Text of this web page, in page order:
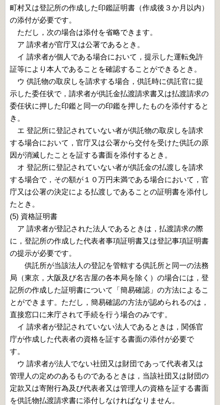
町村又は登記所の作成した印鑑証明書（作成後３か月以内）
の添付が必要です。
ただし，次の場合は添付を省略できます。
ア 請求者が官庁又は公署であるとき。
イ 請求者が個人である場合において，提示した運転免許
証等により本人であることを確認することができるとき。
ウ 供託物の取戻しを請求する場合，供託時に供託官に提
示した委任状で，請求者が供託金払渡請求書又は払渡請求の
委任状に押した印鑑と同一の印鑑を押したものを添付すると
き。
エ 登記所に登記されていない者が供託物の取戻しを請求
する場合において，官庁又は公署から交付を受けた供託の原
因が消滅したことを証する書面を添付するとき。
オ 登記所に登記されていない者が供託金の払渡しを請求
する場合で，その額が１０万円未満である場合において，官
庁又は公署の決定による払渡しであることの証明書を添付し
たとき。
(5) 資格証明書
ア 請求者が登記された法人であるときは，払渡請求の際
に，登記所の作成した代表者事項証明書又は登記事項証明書
の提示が必要です。
供託所が当該法人の登記を管轄する供託所と同一の法務
局（東京，大阪及び名古屋の各本局を除く）の場合には，登
記所の作成した証明書について「簡易確認」の方法によるこ
とができます。ただし，簡易確認の方法が認められるのは，
直接窓口に来庁されて手続を行う場合のみです。
イ 請求者が登記されていない法人であるときは，関係官
庁が作成した代表者の資格を証する書面の添付が必要で
す。
ウ 請求者が法人でない社団又は財団であって代表者又は
管理人の定めのあるものであるときは，当該社団又は財団の
定款又は寄附行為及び代表者又は管理人の資格を証する書面
を供託物払渡請求書に添付しなければなりません。